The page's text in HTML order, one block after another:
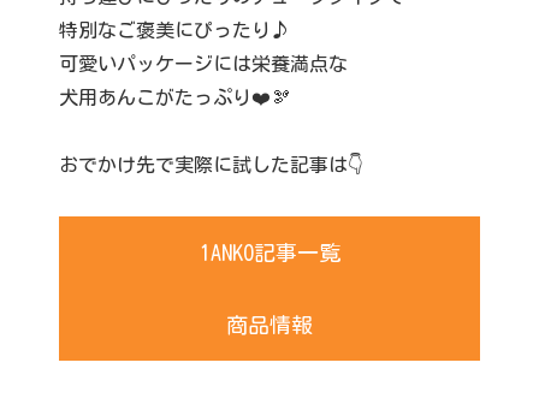
特別なご褒美にぴったり♪
可愛いパッケージには栄養満点な
犬用あんこがたっぷり❤️🫘
おでかけ先で実際に試した記事は👇
1ANKO記事一覧
商品情報